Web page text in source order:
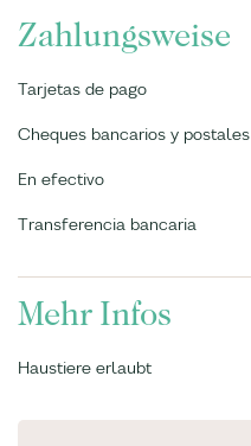
Zahlungsweise
Tarjetas de pago
Cheques bancarios y postales
En efectivo
Transferencia bancaria
Mehr Infos
Haustiere erlaubt